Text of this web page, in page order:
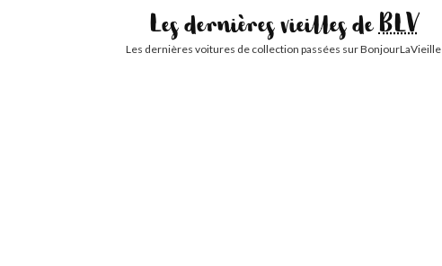
Les dernières vieilles deBLV
Les dernières voitures de collection passées sur BonjourLaVieille